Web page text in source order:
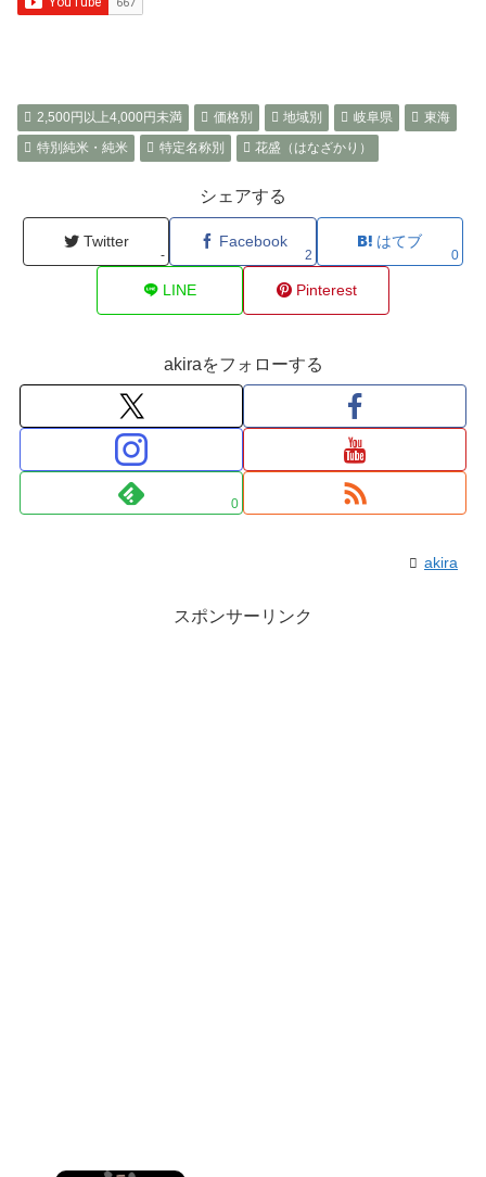
2,500円以上4,000円未満 価格別 地域別 岐阜県
東海
特別純米・純米
特定名称別 花盛（はなざかり）
シェアする
Twitter
-
Facebook
2
はてブ
0
LINE Pinterest
akiraをフォローする
0
akira
スポンサーリンク